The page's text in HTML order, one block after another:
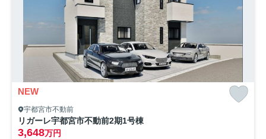
NEW
宇都宮市不動前
リガーレ宇都宮市不動前2期1号棟
3,648万円